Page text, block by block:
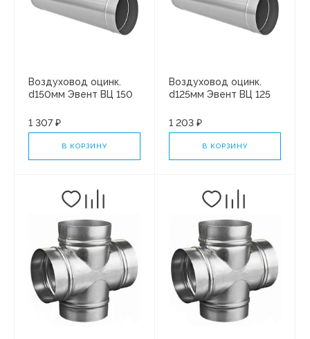
Воздуховод оцинк.
d150мм Эвент ВЦ 150
1 307 ₽
В КОРЗИНУ
Воздуховод оцинк.
d125мм Эвент ВЦ 125
1 203 ₽
В КОРЗИНУ